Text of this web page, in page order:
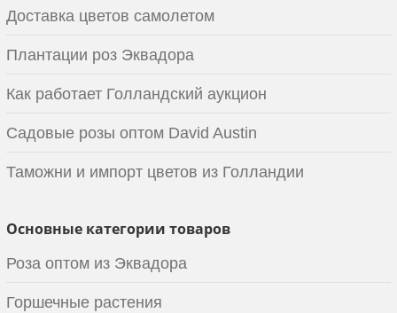
Доставка цветов самолетом
Плантации роз Эквадора
Как работает Голландский аукцион
Садовые розы оптом David Austin
Таможни и импорт цветов из Голландии
Основные категории товаров
Роза оптом из Эквадора
Горшечные растения